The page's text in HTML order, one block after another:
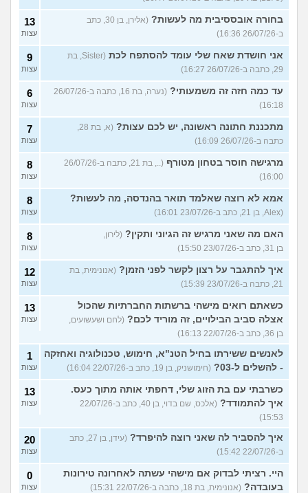
בחורה אובססיבית מה לעשות?
(אלירן, בן 30, כתב
ב-26/07/26 16:36)
13
עצות
אני חושדת שאח שלי עומד להסתפח לכת
(Sister, בת
29, כתבה ב-26/07/26 16:27)
9
עצות
עד כמה חזה זה משמעותי?
(נערה, בת 16, כתבה ב-26/07/26
16:18)
6
עצות
מתכננת חתונה ראשונה, יש לכם עצות?
כתבה ב-26/07/26 16:09)
7
עצות
מרגישה חוסר בטחון מטורף
(.., בת 21, כתבה ב-26/07/26
16:00)
8
עצות
אמא לא רוצה שאלמד תואר בהנדסה, מה לעשות?
(Alex, בן 21, כתב ב-23/07/26 16:01)
8
עצות
האם מה שאני מרגיש זה הגיוני ותקין? (לירון,
בן 31, כתב ב-23/07/26 15:50)
8
עצות
איך להתגבר על רצון לקשר לפני הזמן? (אנונימית, בת
21, כתבה ב-23/07/26 15:39)
12
עצות
כשאתם רואים מישהי ברשתות החברתיות שהכול
אצלה סביב הבילויים, זה מוריד לכם? (לחם ושעשועים,
בן 36, כתב ב-22/07/26 16:13)
13
עצות
לאנשים ששירתו בחיל הטנ"א, חימוש, טכנולוגיה ואחזקה
- להשלים ל-03?
(חימושניק, בן 19, כתב ב-22/07/26 16:04)
1
עצות
כשרבתי עם בת הזוג שלי, דחפתי אותה מתוך כעס.
איך להתמודד?
(אלכס, שם בדוי, בן 40, כתב ב-22/07/26
15:53)
13
עצות
איך להסביר לה שאני רוצה להיפרד?
(עידן, בן 27, כתב
ב-22/07/26 15:42)
20
עצות
היי. רציתי לבדוק אם מישהי עשתה לאחרונה טירונות
בעובדה? (אנונימית, בת 18, כתבה ב-22/07/26 15:31)
0
עצות